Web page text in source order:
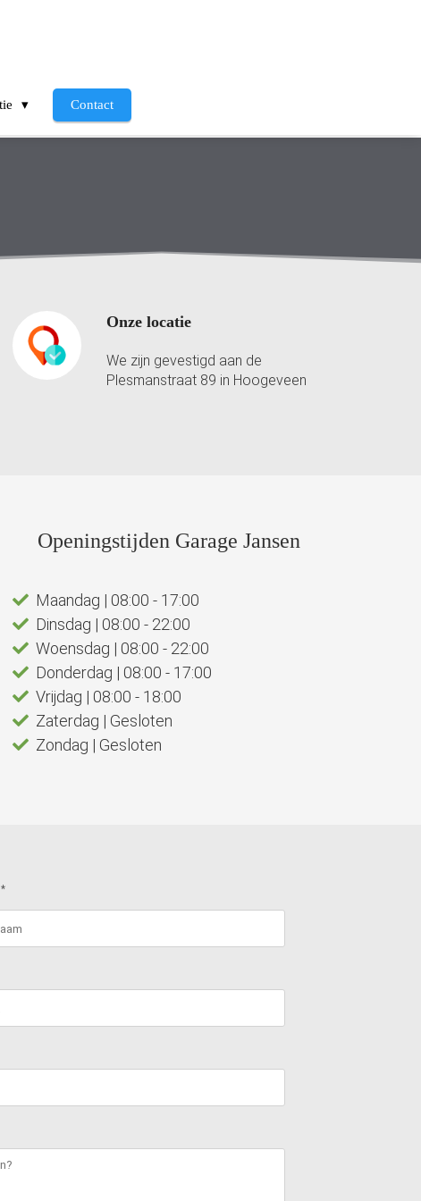
Contact
Onze locatie
We zijn gevestigd aan de
Plesmanstraat 89 in Hoogeveen
Openingstijden Garage Jansen
Maandag | 08:00 - 17:00
Dinsdag | 08:00 - 22:00
Woensdag | 08:00 - 22:00
Donderdag | 08:00 - 17:00
Vrijdag | 08:00 - 18:00
Zaterdag | Gesloten
Zondag | Gesloten
*